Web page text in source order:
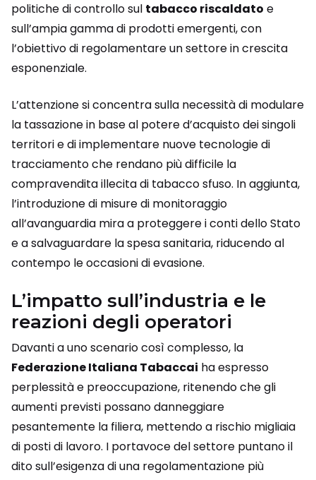
politiche di controllo sul tabacco riscaldato e
sull’ampia gamma di prodotti emergenti, con
l’obiettivo di regolamentare un settore in crescita
esponenziale.
L’attenzione si concentra sulla necessità di modulare
la tassazione in base al potere d’acquisto dei singoli
territori e di implementare nuove tecnologie di
tracciamento che rendano più difficile la
compravendita illecita di tabacco sfuso. In aggiunta,
l’introduzione di misure di monitoraggio
all’avanguardia mira a proteggere i conti dello Stato
e a salvaguardare la spesa sanitaria, riducendo al
contempo le occasioni di evasione.
L’impatto sull’industria e le
reazioni degli operatori
Davanti a uno scenario così complesso, la
Federazione Italiana Tabaccai ha espresso
perplessità e preoccupazione, ritenendo che gli
aumenti previsti possano danneggiare
pesantemente la filiera, mettendo a rischio migliaia
di posti di lavoro. I portavoce del settore puntano il
dito sull’esigenza di una regolamentazione più